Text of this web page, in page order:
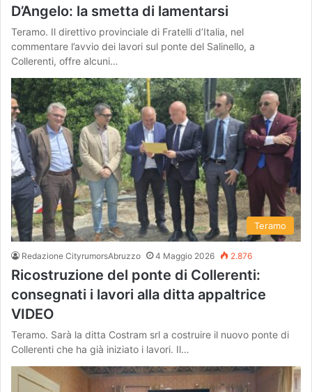
D’Angelo: la smetta di lamentarsi
Teramo. Il direttivo provinciale di Fratelli d’Italia, nel
commentare l’avvio dei lavori sul ponte del Salinello, a
Collerenti, offre alcuni…
Teramo
Redazione CityrumorsAbruzzo 4 Maggio 2026 2.876
Ricostruzione del ponte di Collerenti:
consegnati i lavori alla ditta appaltrice
VIDEO
Teramo. Sarà la ditta Costram srl a costruire il nuovo ponte di
Collerenti che ha già iniziato i lavori. Il…